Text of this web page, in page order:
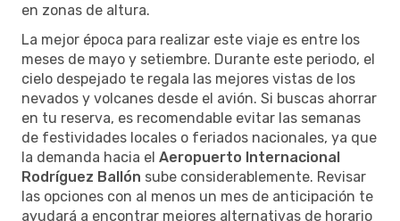
en zonas de altura.
La mejor época para realizar este viaje es entre los
meses de mayo y setiembre. Durante este periodo, el
cielo despejado te regala las mejores vistas de los
nevados y volcanes desde el avión. Si buscas ahorrar
en tu reserva, es recomendable evitar las semanas
de festividades locales o feriados nacionales, ya que
la demanda hacia el Aeropuerto Internacional
Rodríguez Ballón sube considerablemente. Revisar
las opciones con al menos un mes de anticipación te
ayudará a encontrar mejores alternativas de horario